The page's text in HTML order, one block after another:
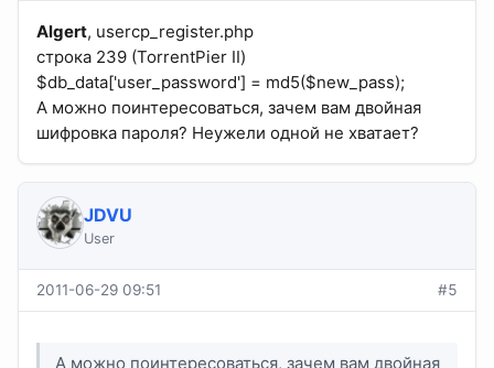
Algert, usercp_register.php
строка 239 (TorrentPier II)
$db_data['user_password'] = md5($new_pass);
А можно поинтересоваться, зачем вам двойная
шифровка пароля? Неужели одной не хватает?
JDVU
User
2011-06-29 09:51 #5
А можно поинтересоваться, зачем вам двойная